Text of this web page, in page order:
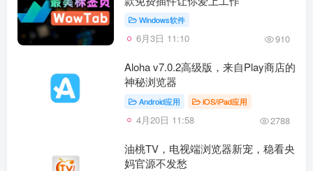
Windows软件
6月3日 11:10 910
Aloha v7.0.2高级版，来自Play商店的
神秘浏览器
Android应用 iOS/iPad应用
4月20日 11:58 2788
油桃TV，电视端浏览器新宠，稳看央
妈官源不发愁